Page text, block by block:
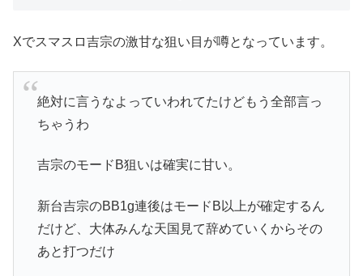
Xでスマスロ吉宗の激甘な狙い目が噂となっています。
絶対に言うなよっていわれてたけどもう全部言っ
ちゃうわ
吉宗のモードB狙いは確実に甘い。
新台吉宗のBB1g連後はモードB以上が確定するん
だけど、大体みんな天国見て辞めていくからその
あと打つだけ